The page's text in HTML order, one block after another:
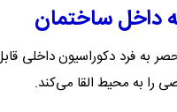
داخل ساختمان
به فرد دکوراسیون
را به محیط القا می‌کند.